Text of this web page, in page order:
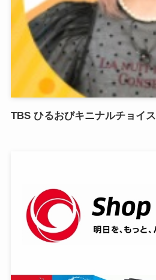
TBS ひるおびキニナルチョイス